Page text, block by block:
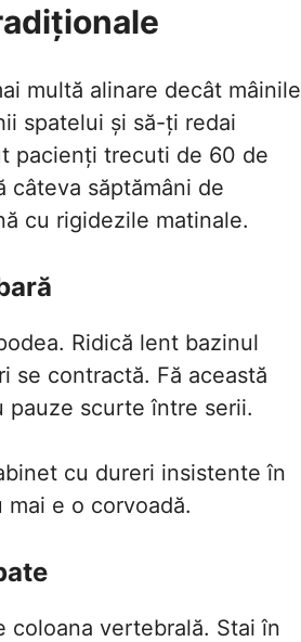
multă alinare decât mâinile
spatelui și să-ți redai
pacienți trecuti de 60 de
câteva săptămâni de
cu rigidezile matinale.
Ridică lent bazinul
se contractă. Fă această
pauze scurte între serii.
cu dureri insistente în
e o corvoadă.
coloana vertebrală. Stai în